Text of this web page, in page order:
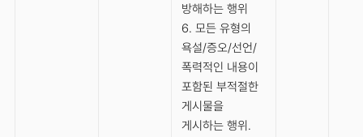
방해하는 행위
6. 모든 유형의
욕설/증오/선언/
폭력적인 내용이
포함된 부적절한
게시물을
게시하는 행위.